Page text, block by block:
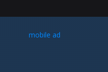
mobile ad